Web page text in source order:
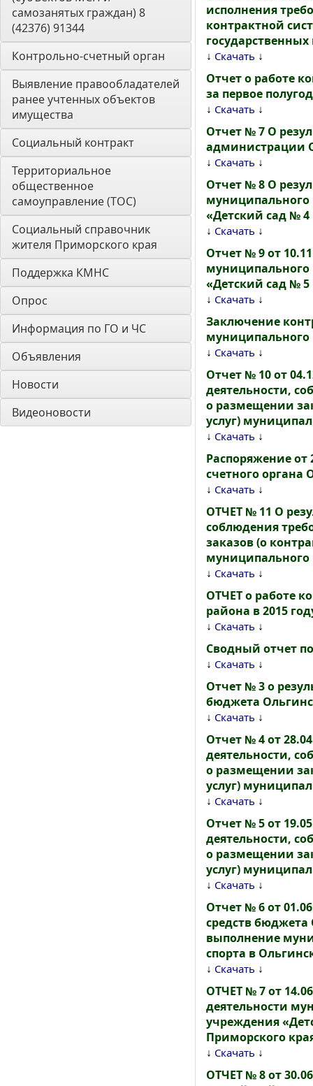
самозанятых граждан) 8
(42376) 91344
Контрольно-счетный орган
Выявление правообладателей
ранее учтенных объектов
имущества
Социальный контракт
Территориальное
общественное
самоуправление (ТОС)
Социальный справочник
жителя Приморского края
Поддержка КМНС
Опрос
Информация по ГО и ЧС
Объявления
Новости
Видеоновости
исполнения
контрактной
↓ Скачать ↓
Отчет о работе
за первое
↓ Скачать ↓
Отчет № 7 О
администрации
↓ Скачать ↓
Отчет № 8 О
муниципального
«Детский сад №
↓ Скачать ↓
Отчет № 9 от
муниципального
«Детский сад №
↓ Скачать ↓
Заключение
муниципального
↓ Скачать ↓
Отчет № 10 от
деятельности,
о размещении
услуг)
↓ Скачать ↓
Распоряжение
счетного органа
↓ Скачать ↓
ОТЧЕТ № 11 О
соблюдения
заказов (о
муниципального
↓ Скачать ↓
ОТЧЕТ о работе
района в 2015
↓ Скачать ↓
Сводный отчет
↓ Скачать ↓
Отчет № 3 о
бюджета
↓ Скачать ↓
Отчет № 4 от
деятельности,
о размещении
услуг)
↓ Скачать ↓
Отчет № 5 от
деятельности,
о размещении
услуг)
↓ Скачать ↓
Отчет № 6 от
средств
выполнение
спорта в
↓ Скачать ↓
ОТЧЕТ № 7 от
деятельности
учреждения
Приморского
↓ Скачать ↓
ОТЧЕТ № 8 от